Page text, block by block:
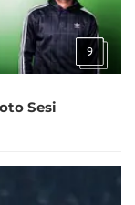
9
Sesi